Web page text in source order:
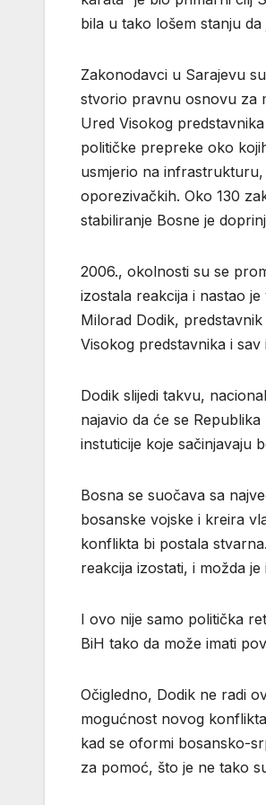
bila u tako lošem stanju
Zakonodavci u Sarajevu
stvorio pravnu osnovu za
Ured Visokog
političke prepreke oko
usmjerio na
oporezivačkih. Oko 130
stabiliranje Bosne je
2006., okolnosti su se
izostala reakcija i nastao
Milorad Dodik,
Visokog predstavnika i
Dodik slijedi takvu,
najavio da će se
instuticije koje sačinjavaju
Bosna se suočava sa
bosanske vojske i kreira
konflikta bi postala
reakcija izostati, i možda
I ovo nije samo politička
BiH tako da može imati
Očigledno, Dodik ne radi
mogućnost novog
kad se oformi bosansko-
za pomoć, što je ne tako